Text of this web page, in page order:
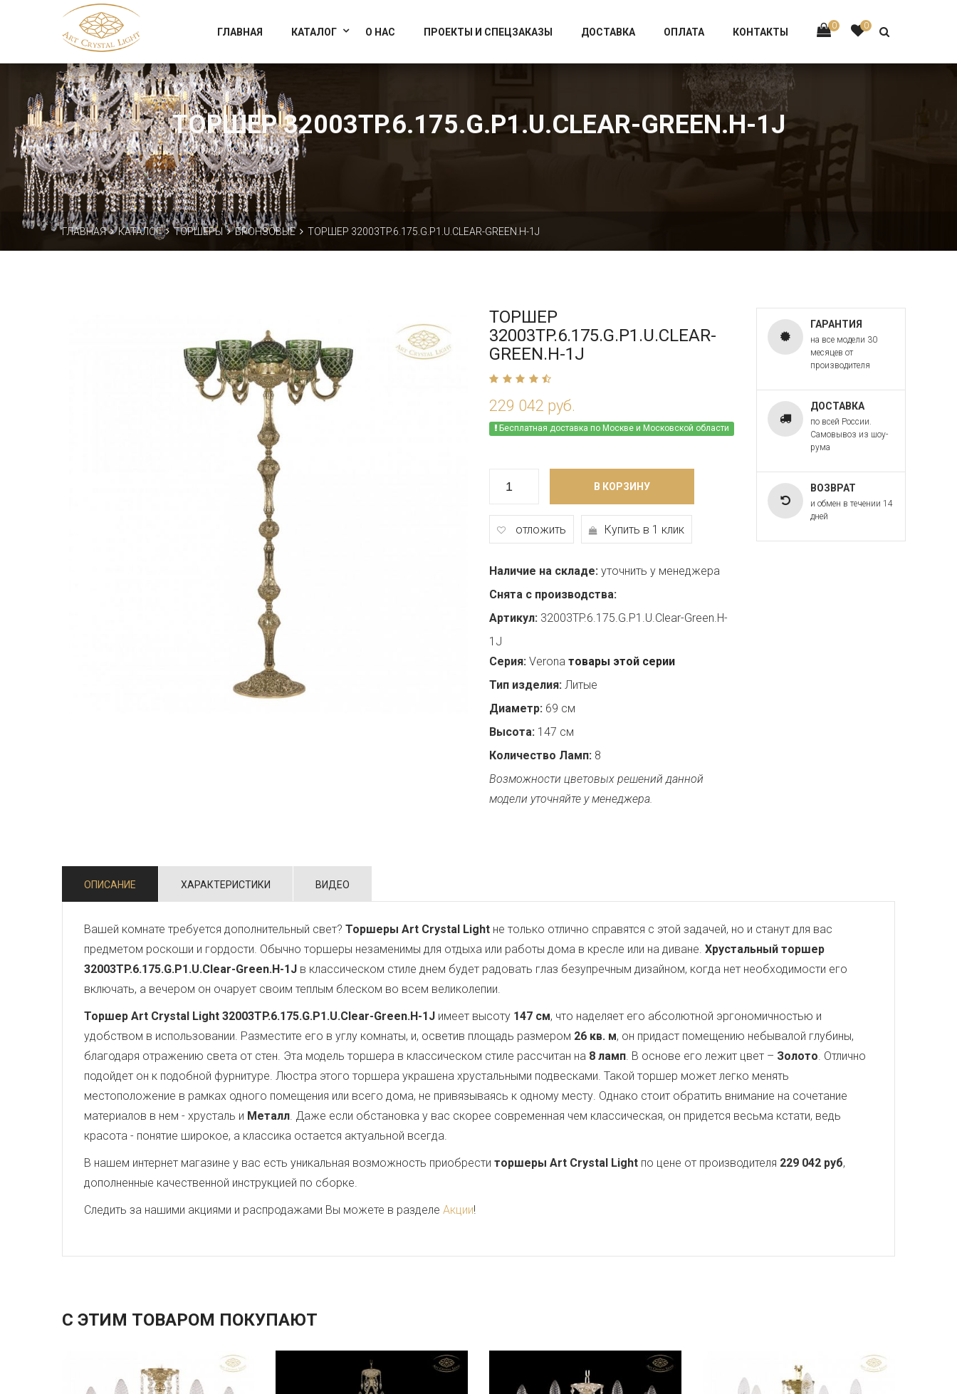
Официальный магазин фабрики Art Crystal Light
0 0
ГЛАВНАЯ КАТАЛОГ О НАС ПРОЕКТЫ И СПЕЦЗАКАЗЫ ДОСТАВКА ОПЛАТА КОНТАКТЫ
ТОРШЕР 32003TP.6.175.G.P1.U.CLEAR-GREEN.H-1J
ГЛАВНАЯ КАТАЛОГ ТОРШЕРЫ БРОНЗОВЫЕ ТОРШЕР 32003TP.6.175.G.P1.U.CLEAR-GREEN.H-1J
ТОРШЕР
32003TP.6.175.G.P1.U.CLEAR-
GREEN.H-1J
229 042 руб.
Бесплатная доставка по Москве и Московской области
В КОРЗИНУ
отложить Купить в 1 клик
Наличие на складе: уточнить у менеджера
Снята с производства:
Артикул: 32003TP.6.175.G.P1.U.Clear-Green.H-
1J
Серия: Verona товары этой серии
Тип изделия: Литые
Диаметр: 69 см
Высота: 147 см
Количество Ламп: 8
Возможности цветовых решений данной
модели уточняйте у менеджера.
ГАРАНТИЯ
на все модели 30
месяцев от
производителя
ДОСТАВКА
по всей России.
Самовывоз из шоу-
рума
ВОЗВРАТ
и обмен в течении 14
дней
ОПИСАНИЕ ХАРАКТЕРИСТИКИ ВИДЕО
Вашей комнате требуется дополнительный свет? Торшеры Art Crystal Light не только отлично справятся с этой задачей, но и станут для вас
предметом роскоши и гордости. Обычно торшеры незаменимы для отдыха или работы дома в кресле или на диване. Хрустальный торшер
32003TP.6.175.G.P1.U.Clear-Green.H-1J в классическом стиле днем будет радовать глаз безупречным дизайном, когда нет необходимости его
включать, а вечером он очарует своим теплым блеском во всем великолепии.
Торшер Art Crystal Light 32003TP.6.175.G.P1.U.Clear-Green.H-1J имеет высоту 147 см, что наделяет его абсолютной эргономичностью и
удобством в использовании. Разместите его в углу комнаты, и, осветив площадь размером 26 кв. м, он придаст помещению небывалой глубины,
благодаря отражению света от стен. Эта модель торшера в классическом стиле рассчитан на 8 ламп. В основе его лежит цвет – Золото. Отлично
подойдет он к подобной фурнитуре. Люстра этого торшера украшена хрустальными подвесками. Такой торшер может легко менять
местоположение в рамках одного помещения или всего дома, не привязываясь к одному месту. Однако стоит обратить внимание на сочетание
материалов в нем - хрусталь и Металл. Даже если обстановка у вас скорее современная чем классическая, он придется весьма кстати, ведь
красота - понятие широкое, а классика остается актуальной всегда.
В нашем интернет магазине у вас есть уникальная возможность приобрести торшеры Art Crystal Light по цене от производителя 229 042 руб,
дополненные качественной инструкцией по сборке.
Следить за нашими акциями и распродажами Вы можете в разделе Акции!
С ЭТИМ ТОВАРОМ ПОКУПАЮТ